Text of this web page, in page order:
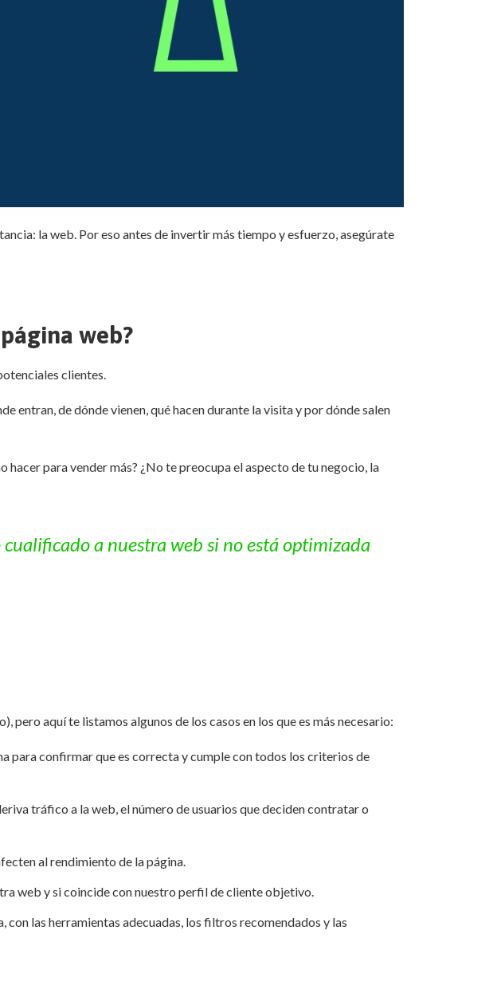
la web. Por eso antes de invertir más tiempo y esfuerzo, asegúrate
web?
clientes.
entran, de dónde vienen, qué hacen durante la visita y por dónde salen
para vender más? ¿No te preocupa el aspecto de tu negocio, la
a nuestra web si no está optimizada
pero aquí te listamos algunos de los casos en los que es más necesario:
para confirmar que es correcta y cumple con todos los criterios de
tráfico a la web, el número de usuarios que deciden contratar o
al rendimiento de la página.
web y si coincide con nuestro perfil de cliente objetivo.
las herramientas adecuadas, los filtros recomendados y las